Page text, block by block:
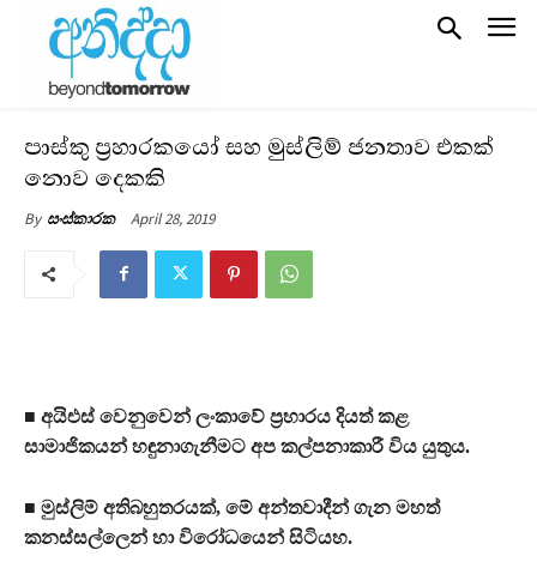
පාස්කු ප්‍රහාරකයෝ සහ මුස්ලිම් ජනතාව එකක්
නොව දෙකකි
By සංස්කාරක April 28, 2019
■ අයිඑස් වෙනුවෙන් ලංකාවේ ප්‍රහාරය දියත් කළ
සාමාජිකයන් හඳුනාගැනීමට අප කල්පනාකාරී විය යුතුය.
■ මුස්ලිම් අතිබහුතරයක්, මේ අන්තවාදීන් ගැන මහත්
කනස්සල්ලෙන් හා විරෝධයෙන් සිටියහ.